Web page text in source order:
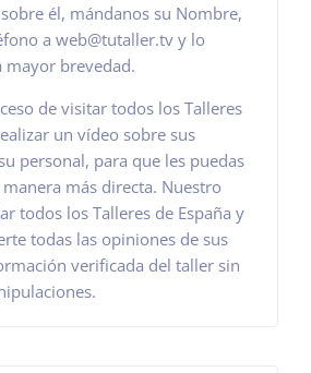
él, mándanos su Nombre,
a web@tutaller.tv y lo
mayor brevedad.
de visitar todos los Talleres
un vídeo sobre sus
personal, para que les puedas
más directa. Nuestro
todos los Talleres de España y
todas las opiniones de sus
verificada del taller sin